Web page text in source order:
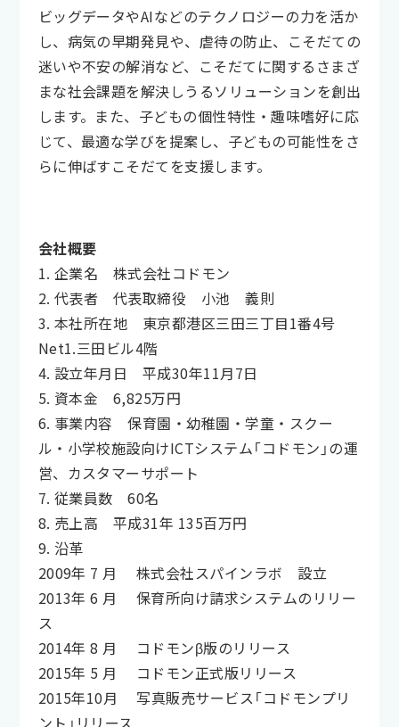
ビッグデータやAIなどのテクノロジーの力を活か
し、病気の早期発見や、虐待の防止、こそだての
迷いや不安の解消など、こそだてに関するさまざ
まな社会課題を解決しうるソリューションを創出
します。また、子どもの個性特性・趣味嗜好に応
じて、最適な学びを提案し、子どもの可能性をさ
らに伸ばすこそだてを支援します。
会社概要
1. 企業名 株式会社コドモン
2. 代表者 代表取締役 小池 義則
3. 本社所在地 東京都港区三田三丁目1番4号
Net1.三田ビル4階
4. 設立年月日 平成30年11月7日
5. 資本金 6,825万円
6. 事業内容 保育園・幼稚園・学童・スクー
ル・小学校施設向けICTシステム「コドモン」の運
営、カスタマーサポート
7. 従業員数 60名
8. 売上高 平成31年 135百万円
9. 沿革
2009年 7 月 株式会社スパインラボ 設立
2013年 6 月 保育所向け請求システムのリリー
ス
2014年 8 月 コドモンβ版のリリース
2015年 5 月 コドモン正式版リリース
2015年10月 写真販売サービス「コドモンプリ
ント」リリース